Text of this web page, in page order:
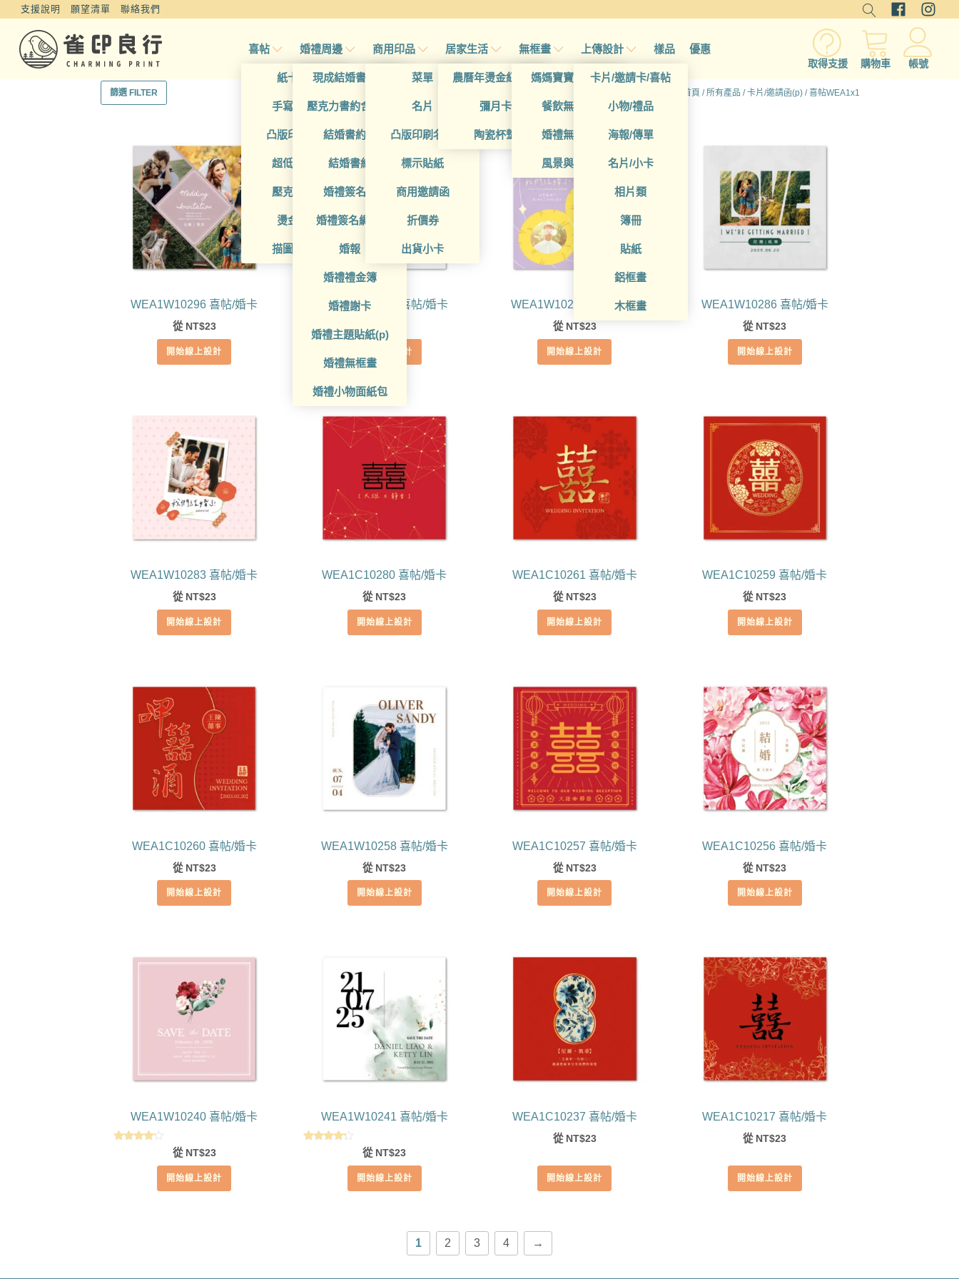
支援說明 願望清單 聯絡我們
喜帖
紙卡喜帖
手寫風喜帖
凸版印刷喜帖
超低價喜帖
壓克力喜帖
燙金喜帖
描圖紙喜帖
婚禮周邊
現成結婚書約夾
壓克力書約含木座
結婚書約組
結婚書約
婚禮簽名簿
婚禮簽名綢(p)
婚報
婚禮禮金簿
婚禮謝卡
婚禮主題貼紙(p)
婚禮無框畫
婚禮小物面紙包
商用印品
菜單
名片
凸版印刷名片
標示貼紙
商用邀請函
折價券
出貨小卡
居家生活
農曆年燙金紅包袋
彌月卡
陶瓷杯墊
無框畫
媽媽寶寶無框畫
餐飲無框畫
婚禮無框畫
風景與藝術
上傳設計
卡片/邀請卡/喜帖
小物/禮品
海報/傳單
名片/小卡
相片類
簿冊
貼紙
鋁框畫
木框畫
樣品 優惠
取得支援 購物車 帳號
篩選 FILTER 首頁 /所有產品 /卡片/邀請函(p) / 喜帖WEA1x1
喜帖WEA1x1
WEA1W10296 喜帖/婚卡
從 NT$23
開始線上設計
WEA1W10293 喜帖/婚卡
從
開始線上設計
WEA1W10291 喜帖/婚卡
從 NT$23
開始線上設計
WEA1W10286 喜帖/婚卡
從 NT$23
開始線上設計
WEA1W10283 喜帖/婚卡
從 NT$23
開始線上設計
WEA1C10280 喜帖/婚卡
從 NT$23
開始線上設計
WEA1C10261 喜帖/婚卡
從 NT$23
開始線上設計
WEA1C10259 喜帖/婚卡
從 NT$23
開始線上設計
WEA1C10260 喜帖/婚卡
從 NT$23
開始線上設計
WEA1W10258 喜帖/婚卡
從 NT$23
開始線上設計
WEA1C10257 喜帖/婚卡
從 NT$23
開始線上設計
WEA1C10256 喜帖/婚卡
從 NT$23
開始線上設計
WEA1W10240 喜帖/婚卡
從 NT$23
開始線上設計
WEA1W10241 喜帖/婚卡
從 NT$23
開始線上設計
WEA1C10237 喜帖/婚卡
從 NT$23
開始線上設計
WEA1C10217 喜帖/婚卡
從 NT$23
開始線上設計
1 2 3 4 →